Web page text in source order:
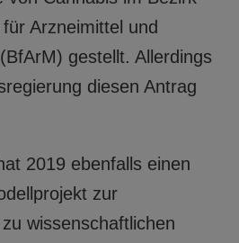
Arzneimittel und
gestellt. Allerdings
diesen Antrag
2019 ebenfalls einen
zur
wissenschaftlichen